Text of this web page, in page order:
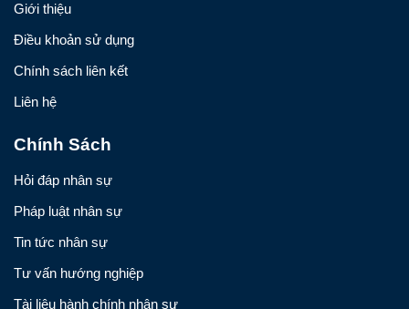
Giới thiệu
Điều khoản sử dụng
Chính sách liên kết
Liên hệ
Chính Sách
Hỏi đáp nhân sự
Pháp luật nhân sự
Tin tức nhân sự
Tư vấn hướng nghiệp
Tài liệu hành chính nhân sự